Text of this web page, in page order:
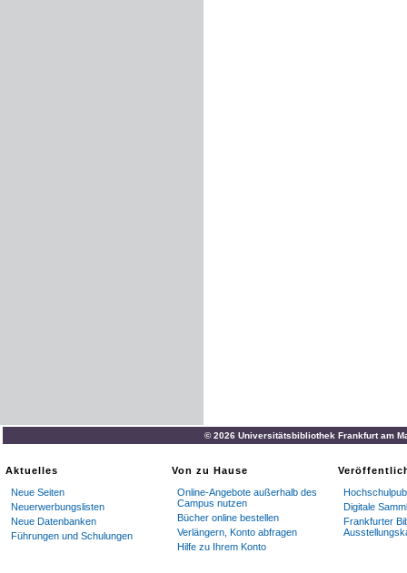
© 2026 Universitätsbibliothek Frankfurt am
Aktuelles
Neue Seiten
Neuerwerbungslisten
Neue Datenbanken
Führungen und Schulungen
Von zu Hause
Online-Angebote außerhalb des
Campus nutzen
Bücher online bestellen
Verlängern, Konto abfragen
Hilfe zu Ihrem Konto
Digitale
Frankfurter